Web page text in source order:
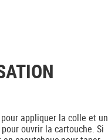
appliquer la colle et un
ouvrir la cartouche. Si